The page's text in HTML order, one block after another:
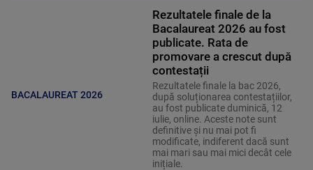
BACALAUREAT 2026
Rezultatele finale de la
Bacalaureat 2026 au fost
publicate. Rata de
promovare a crescut după
contestații
Rezultatele finale la bac 2026,
după soluționarea contestațiilor,
au fost publicate duminică, 12
iulie, online. Aceste note sunt
definitive și nu mai pot fi
modificate, indiferent dacă sunt
mai mari sau mai mici decât cele
inițiale.